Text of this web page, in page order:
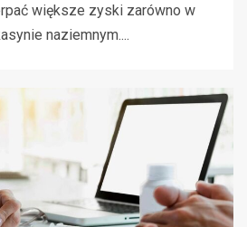
większe zyski zarówno w
naziemnym....